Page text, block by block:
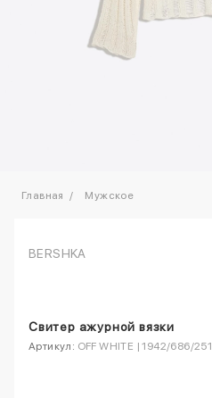
Главная Мужское
BERSHKA
Свитер ажурной вязки
Артикул: OFF WHITE | 1942/686/251